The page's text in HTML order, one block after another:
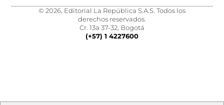
© 2026, Editorial La República S.A.S. Todos los
derechos reservados.
Cr. 13a 37-32, Bogotá
(+57) 1 4227600